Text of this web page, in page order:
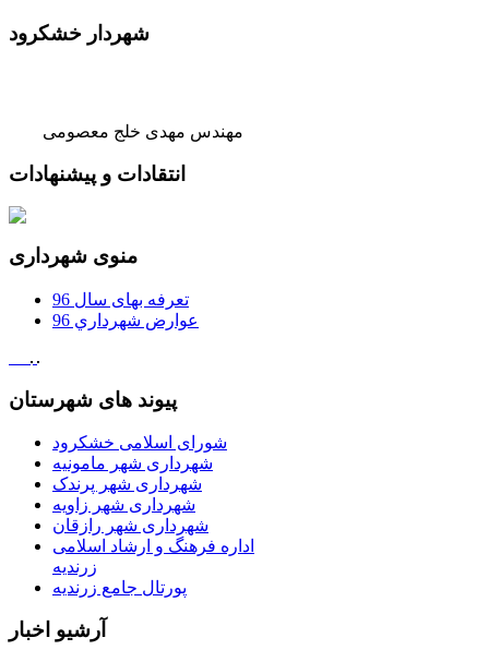
شهردار خشکرود
مهندس مهدی خلج معصومی
انتقادات و پیشنهادات
منوی شهرداری
تعرفه بهای سال 96
عوارض شهرداري 96
پیوند های شهرستان
شورای اسلامی خشکرود
شهرداری شهر مامونیه
شهرداری شهر پرندک
شهرداری شهر زاویه
شهرداری شهر رازقان
اداره فرهنگ و ارشاد اسلامی
زرندیه
پورتال جامع زرندیه
آرشیو اخبار